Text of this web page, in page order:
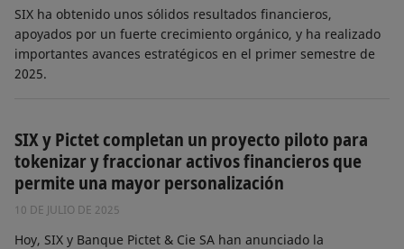
SIX ha obtenido unos sólidos resultados financieros,
apoyados por un fuerte crecimiento orgánico, y ha realizado
importantes avances estratégicos en el primer semestre de
2025.
SIX y Pictet completan un proyecto piloto para
tokenizar y fraccionar activos financieros que
permite una mayor personalización
10 DE JULIO DE 2025
Hoy, SIX y Banque Pictet & Cie SA han anunciado la